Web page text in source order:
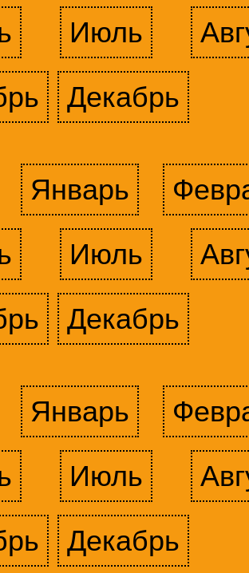
Июль
Декабрь
Январь
Июль
Декабрь
Январь
Июль
Декабрь